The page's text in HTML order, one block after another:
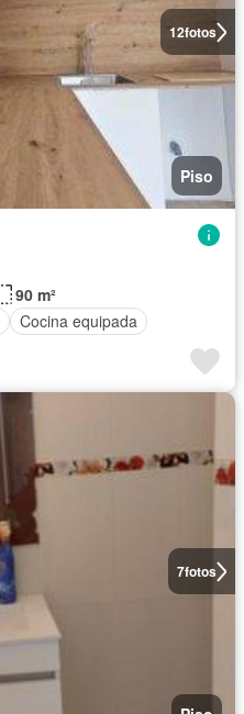
12fotos
Piso
90 m²
Cocina equipada
7fotos